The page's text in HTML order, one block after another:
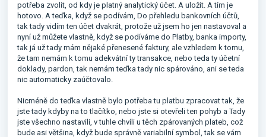
potřeba zvolit, od kdy je platný analytický účet. A uložit. A tím je
hotovo. A teďka, když se podívám, Do přehledu bankovních účtů,
tak tady vidím ten účet dvakrát, protože už jsem ho jen nastavoval a
nyní už můžete vlastně, když se podíváme do Platby, banka importy,
tak já už tady mám nějaké přenesené faktury, ale vzhledem k tomu,
že tam nemám k tomu adekvátní ty transakce, nebo teda ty účetní
doklady, pardon, tak nemám teďka tady nic spárováno, ani se teda
nic automaticky zaúčtovalo.
Nicméně do teďka vlastně bylo potřeba tu platbu zpracovat tak, že
jste tady kdyby na to tlačítko, nebo jste si otevřeli ten pohyb a Tady
jste všechno nastavili, v tuhle chvíli u těch zpárovaných plateb, což
bude asi většina, když bude správně variabilní symbol, tak se vám